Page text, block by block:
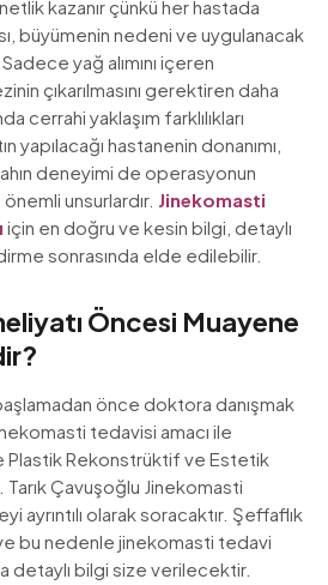
kazanır çünkü her hastada
büyümenin nedeni ve uygulanacak
yağ alımını içeren
çıkarılmasını gerektiren daha
cerrahi yaklaşım farklılıkları
yapılacağı hastanenin donanımı,
deneyimi de operasyonun
unsurlardır. Jinekomasti
için en doğru ve kesin bilgi, detaylı
sonrasında elde edilebilir.
Öncesi Muayene
önce doktora danışmak
tedavisi amacı ile
Rekonstrüktif ve Estetik
Tarık Çavuşoğlu Jinekomasti
ayrıntılı olarak soracaktır. Şeffaflık
bu nedenle jinekomasti tedavi
detaylı bilgi size verilecektir.